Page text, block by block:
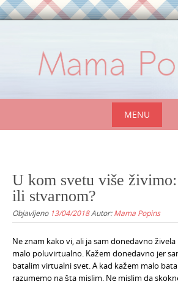
MENU
content
U kom svetu više
ili stvarnom?
Objavljeno 13/04/2018Autor:Mama Popins
Ne znam kako vi, ali ja sam donedavno
malo poluvirtualno. Kažem donedavno jer
batalim virtualni svet. A kad kažem malo
razumemo na šta mislim. Ne mislim da